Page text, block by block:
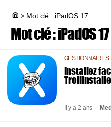
> Mot clé : iPadOS 17
Mot clé :iPadOS 17
GESTIONNAIRES
Installez
Il y a 2 ans